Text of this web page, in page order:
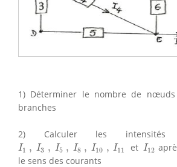
1) Déterminer le nombre de
branches
2) Calculer les intensités
I1 , I3 , I5 , I8 , I10 , I11
I1 3, ,I I10 I et I12
I12
le sens des courants